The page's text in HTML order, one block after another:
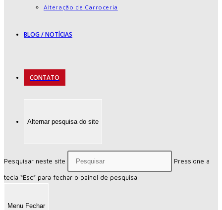
Alteração de Carroceria
BLOG / NOTÍCIAS
CONTATO
Alternar pesquisa do site
Pesquisar neste site Pressione a
tecla “Esc” para fechar o painel de pesquisa.
Menu Fechar